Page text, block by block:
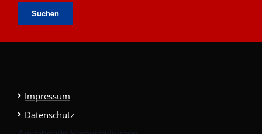
Impressum
Datenschutz